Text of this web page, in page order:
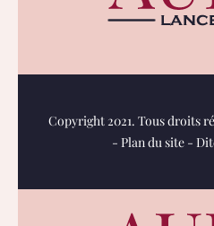
Copyright 2021. Tous droits
- Plan du site-